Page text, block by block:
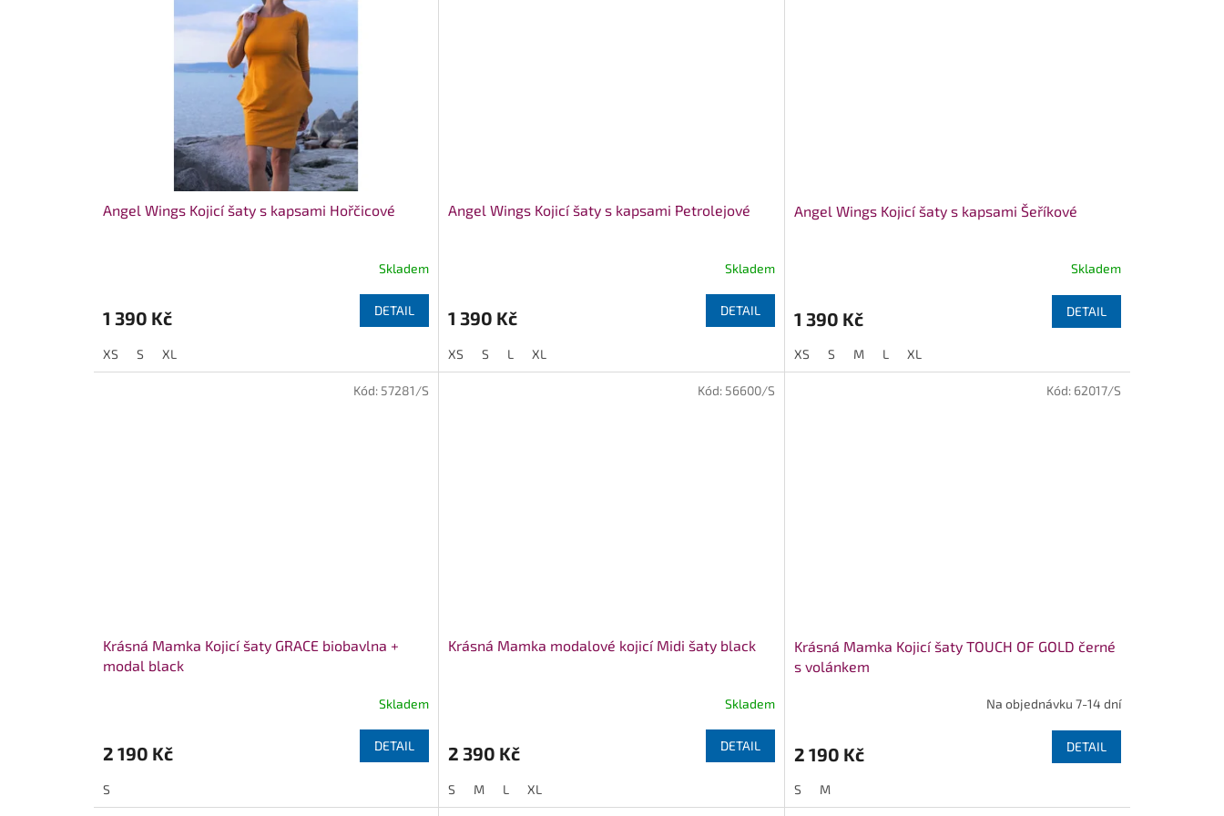
Angel Wings Kojicí šaty s kapsami Hořčicové
Skladem
1 390 Kč DETAIL
XS S XL
Angel Wings Kojicí šaty s kapsami Petrolejové
Skladem
1 390 Kč DETAIL
XS S L XL
Angel Wings Kojicí šaty s kapsami Šeříkové
Skladem
1 390 Kč DETAIL
XS S M L XL
Krásná Mamka Kojicí šaty GRACE biobavlna +
modal black
Skladem
2 190 Kč DETAIL
S
Kód: 57281/S
Krásná Mamka modalové kojicí Midi šaty black
Skladem
2 390 Kč DETAIL
S M L XL
Kód: 56600/S
Krásná Mamka Kojicí šaty TOUCH OF GOLD černé
s volánkem
Na objednávku 7-14 dní
2 190 Kč DETAIL
S M
Kód: 62017/S